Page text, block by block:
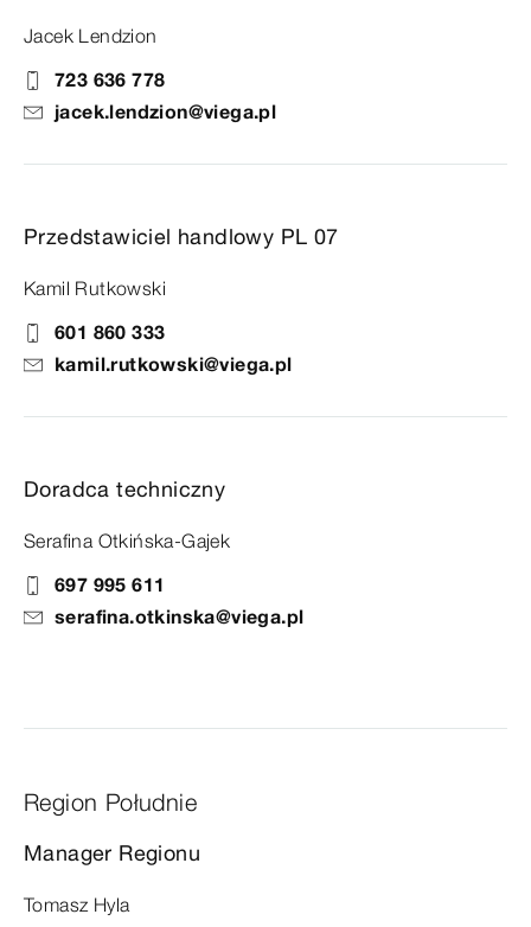
Jacek Lendzion
723 636 778
jacek.lendzion@viega.pl
Przedstawiciel handlowy PL 07
Kamil Rutkowski
601 860 333
kamil.rutkowski@viega.pl
Doradca techniczny
Serafina Otkińska-Gajek
697 995 611
serafina.otkinska@viega.pl
Region Południe
Manager Regionu
Tomasz Hyla